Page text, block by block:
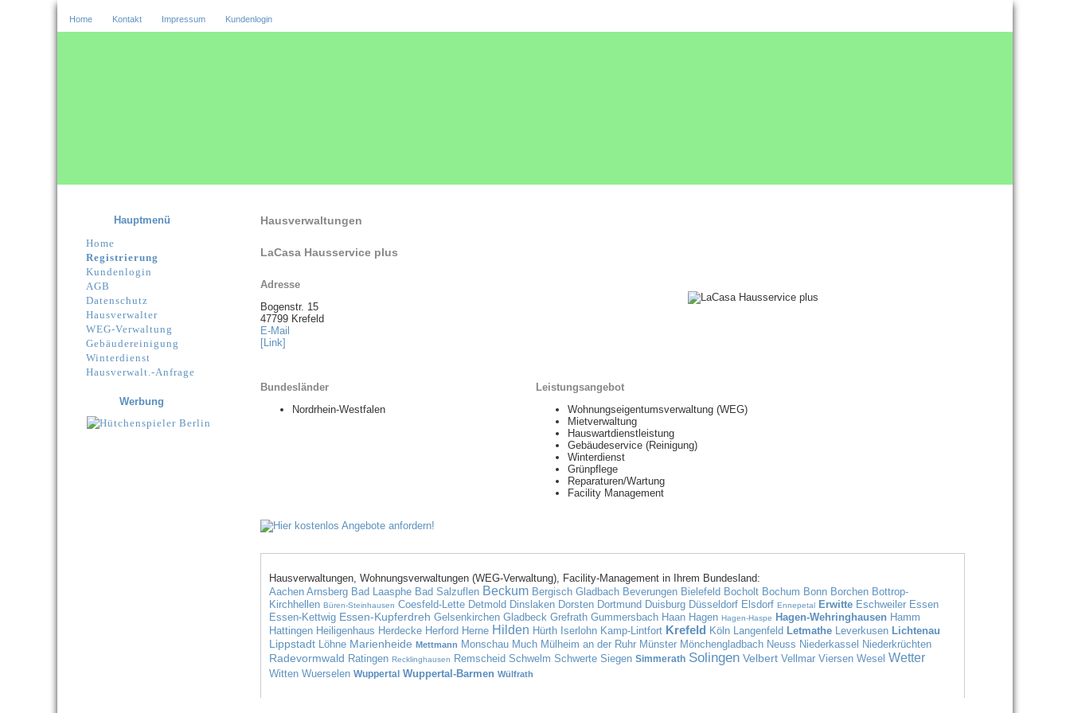
Home Kontakt Impressum Kundenlogin
Hausverwaltungen
LaCasa Hausservice plus
Adresse
Bogenstr. 15
47799 Krefeld
E-Mail
[Link]
Bundesländer
Nordrhein-Westfalen
Leistungsangebot
Wohnungseigentumsverwaltung (WEG)
Mietverwaltung
Hauswartdienstleistung
Gebäudeservice (Reinigung)
Winterdienst
Grünpflege
Reparaturen/Wartung
Facility Management
Hausverwaltungen, Wohnungsverwaltungen (WEG-Verwaltung), Facility-Management in Ihrem Bundesland:
Aachen Arnsberg Bad Laasphe Bad Salzuflen Beckum Bergisch Gladbach Beverungen Bielefeld Bocholt Bochum Bonn Borchen Bottrop-
Kirchhellen Büren-Steinhausen Coesfeld-Lette Detmold Dinslaken Dorsten Dortmund Duisburg Düsseldorf Elsdorf Ennepetal Erwitte Eschweiler Essen
Essen-Kettwig Essen-Kupferdreh Gelsenkirchen Gladbeck Grefrath Gummersbach Haan Hagen Hagen-Haspe Hagen-Wehringhausen Hamm
Hattingen Heiligenhaus Herdecke Herford Herne Hilden Hürth Iserlohn Kamp-Lintfort Krefeld Köln Langenfeld Letmathe Leverkusen Lichtenau
Lippstadt Löhne Marienheide Mettmann Monschau Much Mülheim an der Ruhr Münster Mönchengladbach Neuss Niederkassel Niederkrüchten
Radevormwald Ratingen Recklinghausen Remscheid Schwelm Schwerte Siegen Simmerath Solingen Velbert Vellmar Viersen Wesel Wetter
Witten Wuerselen Wuppertal Wuppertal-Barmen Wülfrath
Hauptmenü
Home
Registrierung
Kundenlogin
AGB
Datenschutz
Hausverwalter
WEG-Verwaltung
Gebäudereinigung
Winterdienst
Hausverwalt.-Anfrage
Werbung